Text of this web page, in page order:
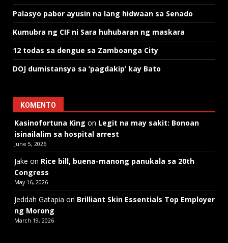
Palasyo pabor ayusin na lang hidwaan sa Senado
Kumubra ng CIF ni Sara huhubaran ng maskara
12 todas sa dengue sa Zamboanga City
DOJ dumistansya sa ‘pagdakip’ kay Bato
KOMENTO
Kasinofortuna King on Legit na may sakit: Bonoan
isinailalim sa hospital arrest
June 5, 2026
Jake on Rice bill, buena-manong panukala sa 20th
Congress
May 16, 2026
Jeddah Gatapia on Brilliant Skin Essentials Top Employer
ng Morong
March 19, 2026